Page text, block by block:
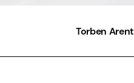
Torben Arent